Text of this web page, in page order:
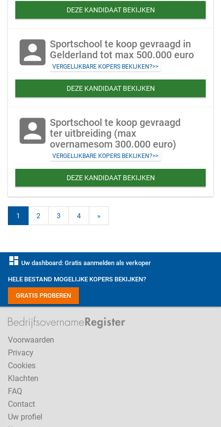
DEZE KANDIDAAT BEKIJKEN
account_box Sportschool te koop gevraagd in
Gelderland tot max 500.000 euro
VERGELIJKBARE KOPERS BEKIJKEN?>>
DEZE KANDIDAAT BEKIJKEN
account_box Sportschool te koop gevraagd
ter uitbreiding (max
overnamesom 300.000 euro)
VERGELIJKBARE KOPERS BEKIJKEN?>>
DEZE KANDIDAAT BEKIJKEN
1 2 3 4 »
dashboard Uw dashboard: Gratis aanmelden als verkoper
HELE BESTAND MOGELIJKE KOPERS BEKIJKEN?
GRATIS PROBEREN
Voorwaarden
Privacy
Cookies
Klachten
FAQ
Contact
Uw profiel